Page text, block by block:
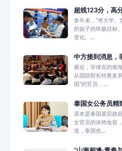
超线123分，高
多年来，“考大学
的孩子的终极目标
变化。...
中方接到消息，
最近，菲律宾的南
从国防部长特奥多
国”的官员，...
泰国女公务员精
原本是泰国基层政
女官员的浓艳妆容
道，泰国也...